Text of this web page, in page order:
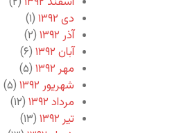
دی ۱۳۹۲
(۱)
آذر ۱۳۹۲
(۲)
آبان ۱۳۹۲
(۶)
مهر ۱۳۹۲
(۵)
شهریور ۱۳۹۲
(۵)
مرداد ۱۳۹۲
(۱۲)
تیر ۱۳۹۲
(۱۳)